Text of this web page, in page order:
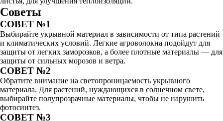
Советы
СОВЕТ №1
Выбирайте укрывной материал в зависимости от типа растений
и климатических условий. Легкие агроволокна подойдут для
защиты от легких заморозков, а более плотные материалы — для
защиты от сильных морозов и ветра.
СОВЕТ №2
Обратите внимание на светопроницаемость укрывного
материала. Для растений, нуждающихся в солнечном свете,
выбирайте полупрозрачные материалы, чтобы не нарушить
фотосинтез.
СОВЕТ №3